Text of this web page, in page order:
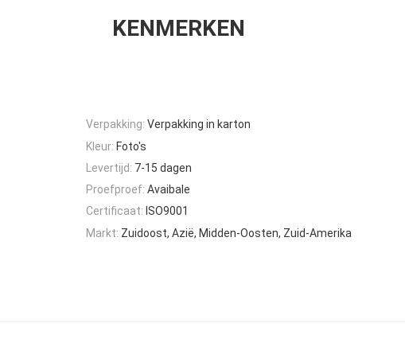
KENMERKEN
Verpakking: Verpakking in karton
Kleur: Foto's
Levertijd: 7-15 dagen
Proefproef: Avaibale
Certificaat: ISO9001
Markt: Zuidoost, Azië, Midden-Oosten, Zuid-Amerika